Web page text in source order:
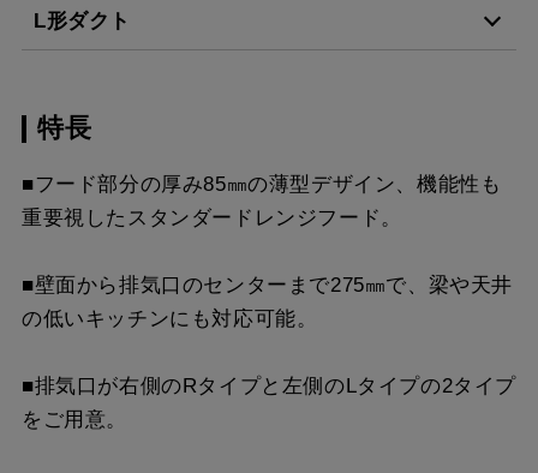
YMP-NSB-515AR
BK
¥7,150（税抜価格 ￥
BK
YMP-NSB-515AR
YMP-NSB-515AL
W
¥7,150（税抜価格 ￥
YMP-NSB-515AR
SI
¥8,470（税抜価格 ￥
スクロールできます
L形ダクト
LD-15
スクロールできます
特長
■フード部分の厚み85㎜の薄型デザイン、機能性も
重要視したスタンダードレンジフード。
■壁面から排気口のセンターまで275㎜で、梁や天井
の低いキッチンにも対応可能。
■排気口が右側のRタイプと左側のLタイプの2タイプ
をご用意。